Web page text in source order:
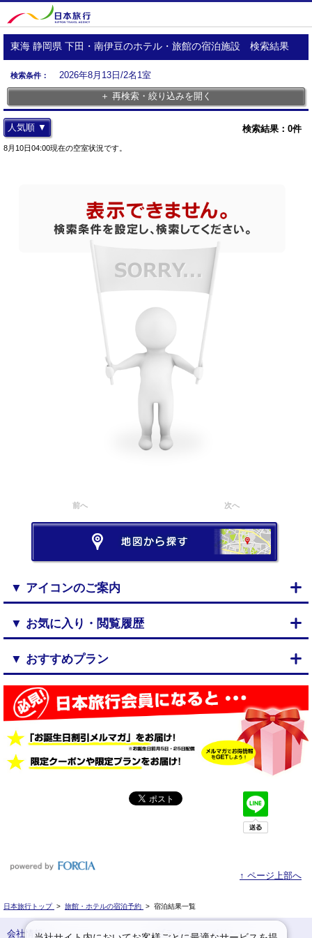
東海 静岡県 下田・南伊豆のホテル・旅館の宿泊施設 検索結果
検索条件：
2026年8月13日/2名1室
＋ 再検索・絞り込みを開く
検索結果： 0件
人気順 ▼
8月10日04:00現在の空室状況です。
前へ 次へ
▼ アイコンのご案内
▼ お気に入り・閲覧履歴
▼ おすすめプラン
↑ ページ上部へ
日本旅行トップ > 旅館・ホテルの宿泊予約 > 宿泊結果一覧
会社情報 プライバシーポリシー